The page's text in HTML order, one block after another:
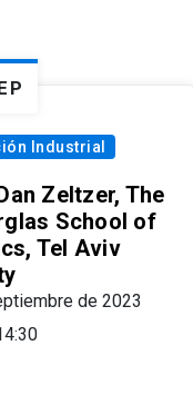
Industrial
Zeltzer, The
School of
Tel Aviv
de 2023